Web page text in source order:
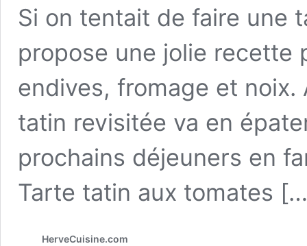
Si on tentait de faire une
propose une jolie recette
endives, fromage et
tatin revisitée va en
prochains déjeuners en
Tarte tatin aux tomates
HerveCuisine.com